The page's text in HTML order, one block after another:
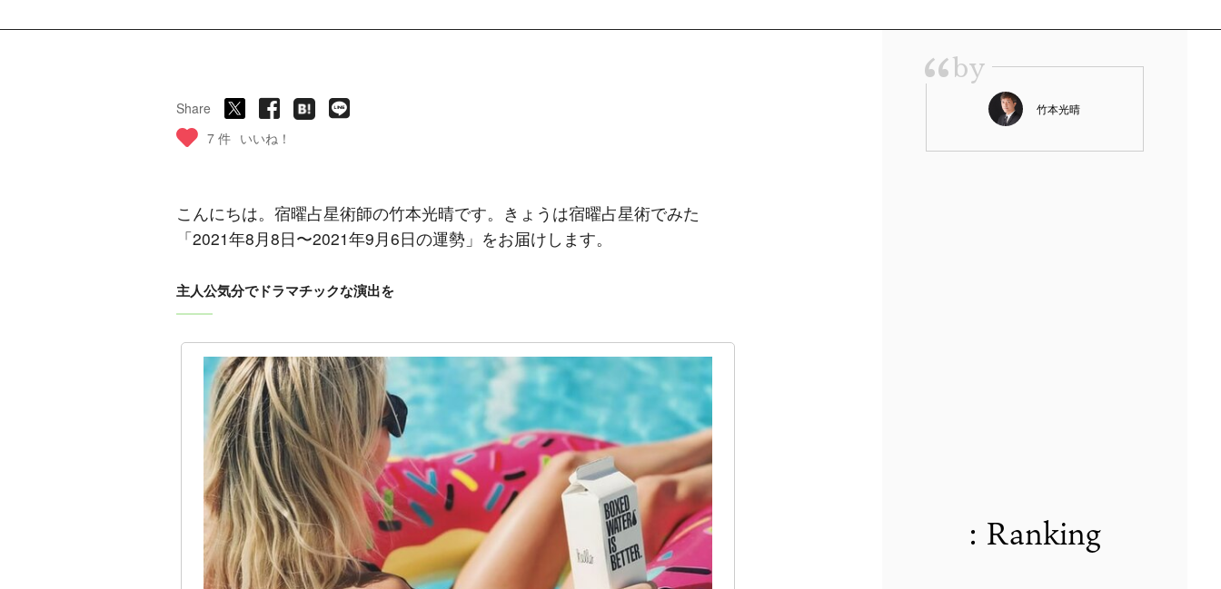
Share
7 件 いいね！
こんにちは。宿曜占星術師の竹本光晴です。きょうは宿曜占星術でみた
「2021年8月8日〜2021年9月6日の運勢」をお届けします。
主人公気分でドラマチックな演出を
“by
竹本光晴
: Ranking